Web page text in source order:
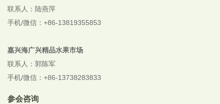
联系人：陆燕萍
手机/微信：+86-13819355853
嘉兴海广兴精品水果市场
联系人：郭陈军
手机/微信：+86-13738283833
参会咨询